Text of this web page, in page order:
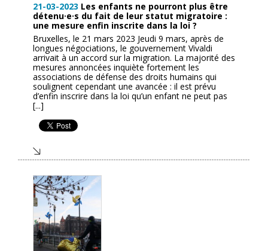
21-03-2023 Les enfants ne pourront plus être
détenu·e·s du fait de leur statut migratoire :
une mesure enfin inscrite dans la loi ?
Bruxelles, le 21 mars 2023 Jeudi 9 mars, après de
longues négociations, le gouvernement Vivaldi
arrivait à un accord sur la migration. La majorité des
mesures annoncées inquiète fortement les
associations de défense des droits humains qui
soulignent cependant une avancée : il est prévu
d’enfin inscrire dans la loi qu’un enfant ne peut pas
[...]